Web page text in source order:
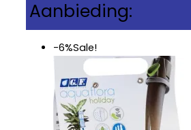
Aanbieding:
-6%Sale!